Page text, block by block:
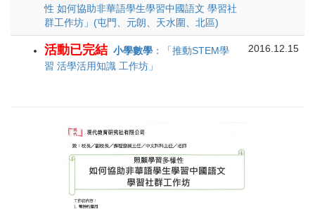
性 如何協助非華語學生學習中國語文 學習社
群工作坊」(屯門、元朗、天水圍、北區)
活動已完結 小學數學 ：「推動STEM學
習 活學活用知識 工作坊」
2016.12.15